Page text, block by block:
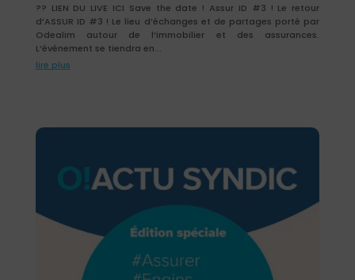
?? LIEN DU LIVE ICI Save the date ! Assur ID #3 ! Le retour
d’ASSUR ID #3 ! Le lieu d’échanges et de partages porté par
Odealim autour de l’immobilier et des assurances.
L’événement se tiendra en...
lire plus